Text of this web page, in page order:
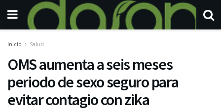
Inicio Salud
OMS aumenta a seis meses
periodo de sexo seguro para
evitar contagio con zika